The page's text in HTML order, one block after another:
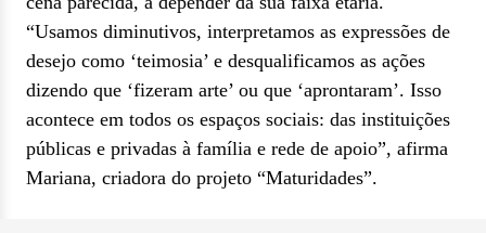
“Usamos diminutivos, interpretamos as expressões de
desejo como ‘teimosia’ e desqualificamos as ações
dizendo que ‘fizeram arte’ ou que ‘aprontaram’. Isso
acontece em todos os espaços sociais: das instituições
públicas e privadas à família e rede de apoio”, afirma
Mariana, criadora do projeto “Maturidades”.